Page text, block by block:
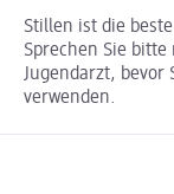
Stillen ist die
Sprechen Sie
Jugendarzt, bevor
verwenden.